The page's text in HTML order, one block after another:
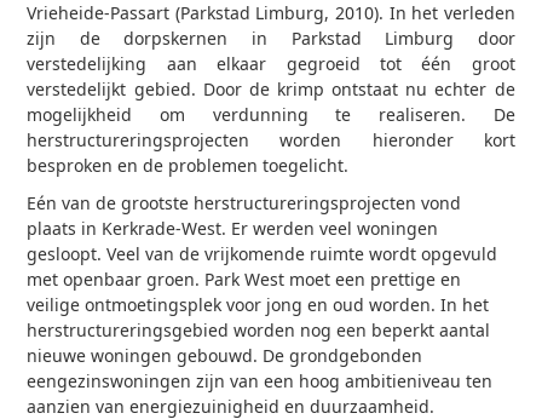
Vrieheide-Passart (Parkstad Limburg, 2010). In het verleden
zijn de dorpskernen in Parkstad Limburg door
verstedelijking aan elkaar gegroeid tot één groot
verstedelijkt gebied. Door de krimp ontstaat nu echter de
mogelijkheid om verdunning te realiseren. De
herstructureringsprojecten worden hieronder kort
besproken en de problemen toegelicht.
Eén van de grootste herstructureringsprojecten vond
plaats in Kerkrade-West. Er werden veel woningen
gesloopt. Veel van de vrijkomende ruimte wordt opgevuld
met openbaar groen. Park West moet een prettige en
veilige ontmoetingsplek voor jong en oud worden. In het
herstructureringsgebied worden nog een beperkt aantal
nieuwe woningen gebouwd. De grondgebonden
eengezinswoningen zijn van een hoog ambitieniveau ten
aanzien van energiezuinigheid en duurzaamheid.